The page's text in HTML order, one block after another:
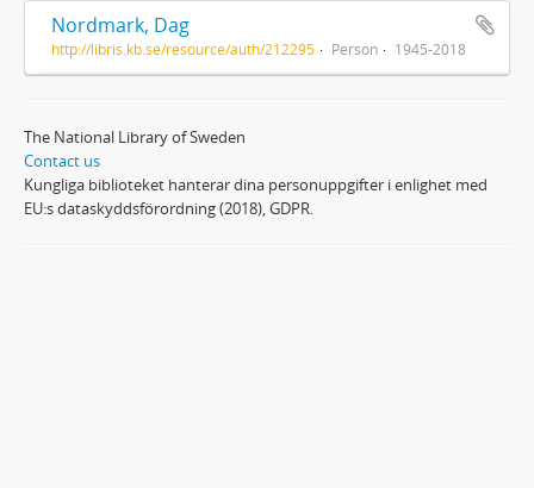
Nordmark, Dag
http://libris.kb.se/resource/auth/212295 Person 1945-2018
The National Library of Sweden
Contact us
Kungliga biblioteket hanterar dina personuppgifter i enlighet med
EU:s dataskyddsförordning (2018), GDPR.